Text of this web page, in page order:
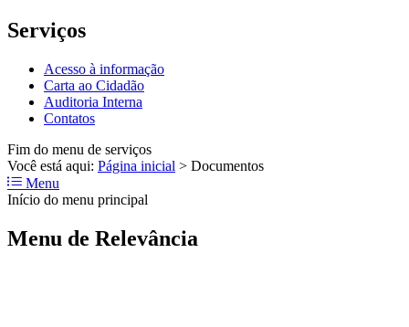
Serviços
Acesso à informação
Carta ao Cidadão
Auditoria Interna
Contatos
Fim do menu de serviços
Você está aqui: Página inicial > Documentos
Menu
Início do menu principal
Menu de Relevância